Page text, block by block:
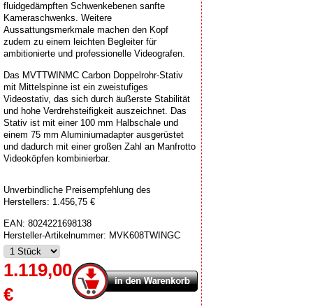
fluidgedämpften Schwenkebenen sanfte
Kameraschwenks. Weitere
Aussattungsmerkmale machen den Kopf
zudem zu einem leichten Begleiter für
ambitionierte und professionelle Videografen.
Das MVTTWINMC Carbon Doppelrohr-Stativ
mit Mittelspinne ist ein zweistufiges
Videostativ, das sich durch äußerste Stabilität
und hohe Verdrehsteifigkeit auszeichnet. Das
Stativ ist mit einer 100 mm Halbschale und
einem 75 mm Aluminiumadapter ausgerüstet
und dadurch mit einer großen Zahl an Manfrotto
Videoköpfen kombinierbar.
Unverbindliche Preisempfehlung des
Herstellers: 1.456,75 €
EAN: 8024221698138
Hersteller-Artikelnummer: MVK608TWINGC
1.119,00
€